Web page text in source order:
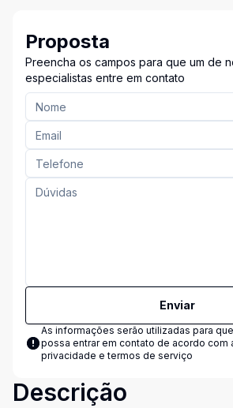
Proposta
Preencha os campos para que um de
especialistas entre em contato
Enviar
As informações serão utilizadas para
possa entrar em contato de acordo com
privacidade e termos de serviço
Descrição